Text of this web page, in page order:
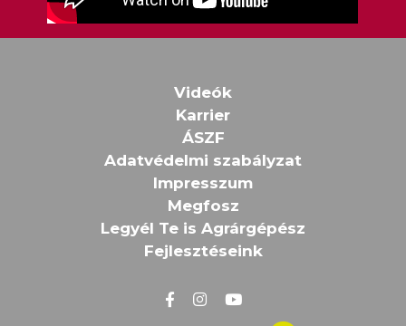
Videók
Karrier
ÁSZF
Adatvédelmi szabályzat
Impresszum
Megfosz
Legyél Te is Agrárgépész
Fejlesztéseink